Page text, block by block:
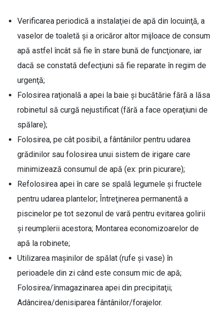
Verificarea periodică a instalaţiei de apă din locuinţă, a
vaselor de toaletă şi a oricăror altor mijloace de consum
apă astfel încât să fie în stare bună de funcţionare, iar
dacă se constată defecţiuni să fie reparate în regim de
urgenţă;
Folosirea raţională a apei la baie şi bucătărie fără a lăsa
robinetul să curgă nejustificat (fără a face operaţiuni de
spălare);
Folosirea, pe cât posibil, a fântânilor pentru udarea
grădinilor sau folosirea unui sistem de irigare care
minimizează consumul de apă (ex: prin picurare);
Refolosirea apei în care se spală legumele şi fructele
pentru udarea plantelor; Întreţinerea permanentă a
piscinelor pe tot sezonul de vară pentru evitarea golirii
şi reumplerii acestora; Montarea economizoarelor de
apă la robinete;
Utilizarea maşinilor de spălat (rufe şi vase) în
perioadele din zi când este consum mic de apă;
Folosirea/înmagazinarea apei din precipitaţii;
Adâncirea/denisiparea fântânilor/forajelor.